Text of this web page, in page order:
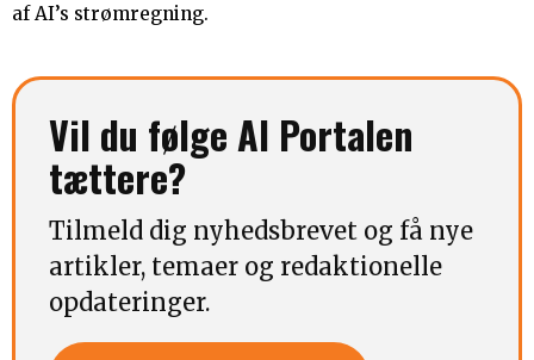
af AI’s strømregning.
Vil du følge AI Portalen
tættere?
Tilmeld dig nyhedsbrevet og få nye
artikler, temaer og redaktionelle
opdateringer.